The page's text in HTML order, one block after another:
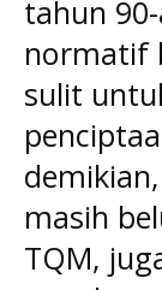
tahun
normatif
sulit
masih
TQM,